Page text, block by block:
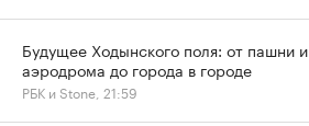
Будущее Ходынского поля: от пашни и
аэродрома до города в городе
РБК и Stone, 21:59